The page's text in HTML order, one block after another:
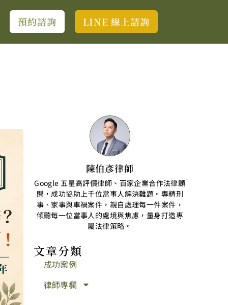
預約諮詢 LINE 線上諮詢
陳伯彥律師
Google 五星高評價律師、百家企業合作法律顧
問，成功協助上千位當事人解決難題。專精刑
事、家事與車禍案件，親自處理每一件案件，
傾聽每一位當事人的處境與焦慮，量身打造專
屬法律策略。
文章分類
成功案例
律師專欄